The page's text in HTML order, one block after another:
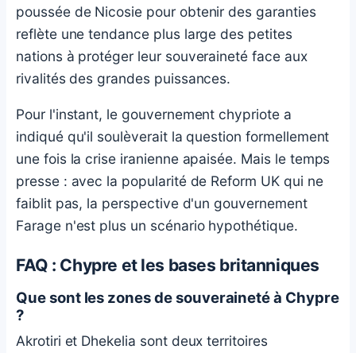
poussée de Nicosie pour obtenir des garanties
reflète une tendance plus large des petites
nations à protéger leur souveraineté face aux
rivalités des grandes puissances.
Pour l'instant, le gouvernement chypriote a
indiqué qu'il soulèverait la question formellement
une fois la crise iranienne apaisée. Mais le temps
presse : avec la popularité de Reform UK qui ne
faiblit pas, la perspective d'un gouvernement
Farage n'est plus un scénario hypothétique.
FAQ : Chypre et les bases britanniques
Que sont les zones de souveraineté à Chypre
?
Akrotiri et Dhekelia sont deux territoires